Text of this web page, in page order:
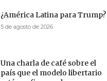
¿América Latina para Trump?
5 de agosto de 2026
Una charla de café sobre el
país que el modelo libertario